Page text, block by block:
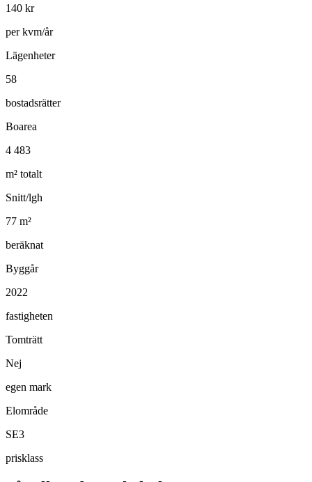
140 kr
per kvm/år
Lägenheter
58
bostadsrätter
Boarea
4 483
m² totalt
Snitt/lgh
77 m²
beräknat
Byggår
2022
fastigheten
Tomträtt
Nej
egen mark
Elområde
SE3
prisklass